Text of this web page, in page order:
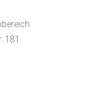
181